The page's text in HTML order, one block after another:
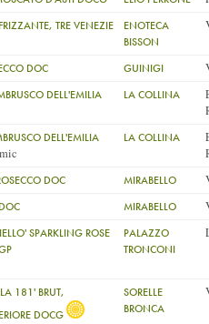
TRE VENEZIE
ENOTECA
BISSON
DOC GUINIGI
DELL'EMILIA
LA COLLINA
DELL'EMILIA
LA COLLINA
DOC MIRABELLO
MIRABELLO
SPARKLING ROSE
PALAZZO
TRONCONI
181' BRUT,
DOCG
SORELLE
BRONCA